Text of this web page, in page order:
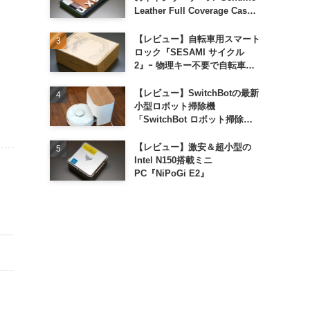
Leather Full Coverage Case
【レビュー】自転車用スマート
ロック『SESAMI サイクル
2』ｰ 物理キー不要で自転車の
【レビュー】SwitchBotの最新
小型ロボット掃除機
「SwitchBot ロボット掃除機
【レビュー】激安＆超小型の
Intel N150搭載ミニ
PC『NiPoGi E2』